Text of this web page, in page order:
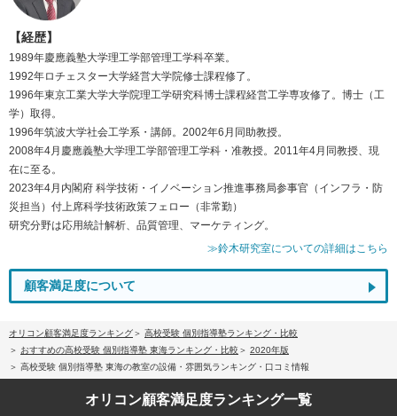
【経歴】
1989年慶應義塾大学理工学部管理工学科卒業。
1992年ロチェスター大学経営大学院修士課程修了。
1996年東京工業大学大学院理工学研究科博士課程経営工学専攻修了。博士（工
学）取得。
1996年筑波大学社会工学系・講師。2002年6月同助教授。
2008年4月慶應義塾大学理工学部管理工学科・准教授。2011年4月同教授、現
在に至る。
2023年4月内閣府 科学技術・イノベーション推進事務局参事官（インフラ・防
災担当）付上席科学技術政策フェロー（非常勤）
研究分野は応用統計解析、品質管理、マーケティング。
≫鈴木研究室についての詳細はこちら
顧客満足度について
オリコン顧客満足度ランキング
高校受験 個別指導塾ランキング・比較
おすすめの高校受験 個別指導塾 東海ランキング・比較
2020年版
高校受験 個別指導塾 東海の教室の設備・雰囲気ランキング・口コミ情報
オリコン顧客満足度ランキング一覧